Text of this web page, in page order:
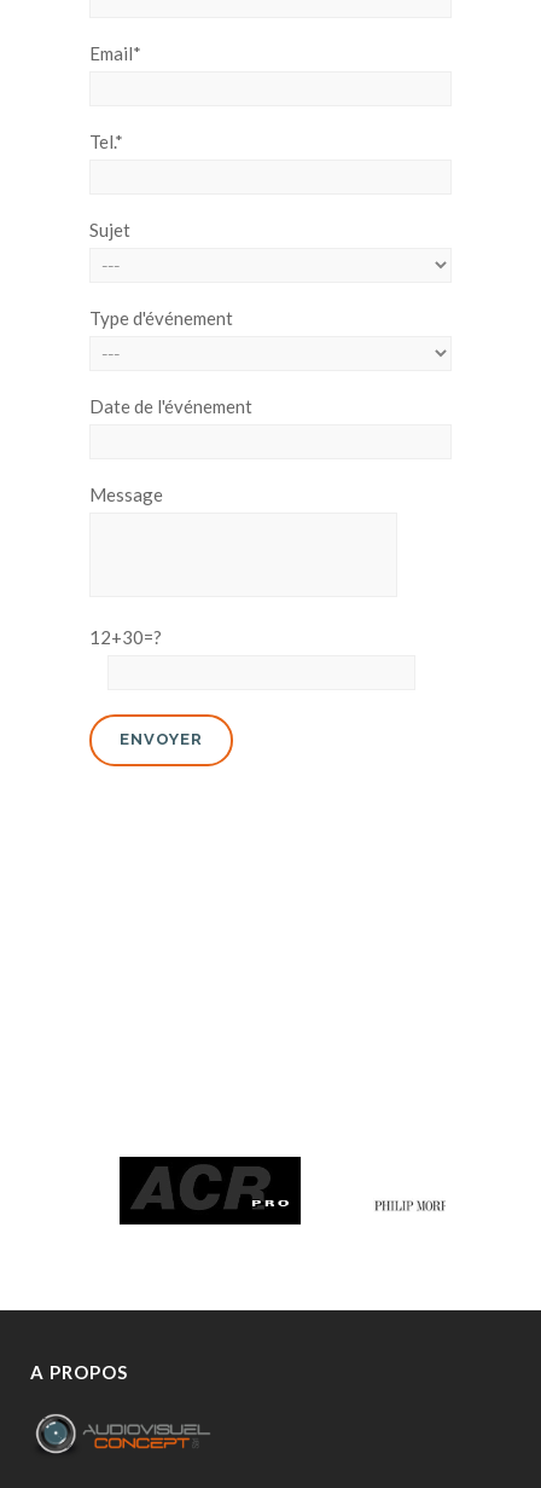
Email*
Tel.*
Sujet
Type d'événement
Date de l'événement
Message
12+30=?
A PROPOS